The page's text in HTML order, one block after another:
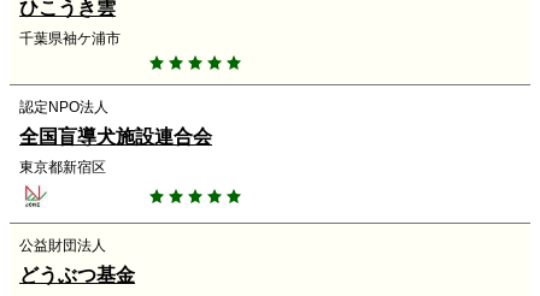
ひこうき雲
千葉県袖ケ浦市
認定NPO法人
全国盲導犬施設連合会
東京都新宿区
公益財団法人
どうぶつ基金